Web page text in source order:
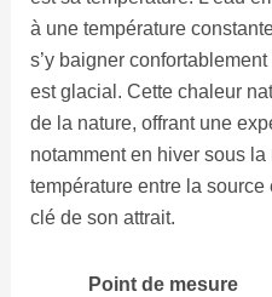
à une température
s’y baigner
est glacial. Cette chaleur
de la nature, offrant une
notamment en hiver sous
température entre la
clé de son attrait.
Point de mesure